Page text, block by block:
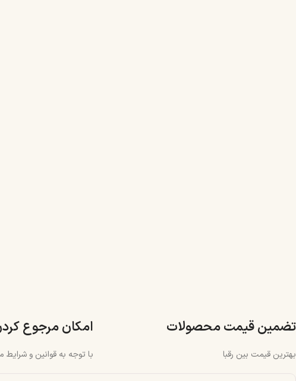
تضمین قیمت محصولات
بهترین قیمت بین رقبا
امکان مرجوع
با توجه به قوانین و شرایط